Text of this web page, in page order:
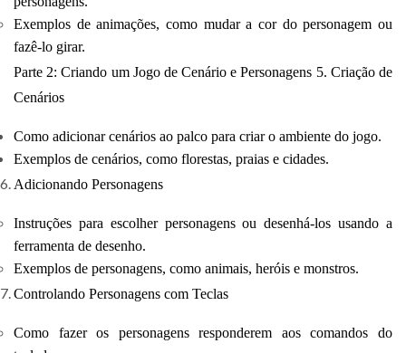
Exemplos de animações, como mudar a cor do personagem ou
fazê-lo girar.
Parte 2: Criando um Jogo de Cenário e Personagens 5. Criação de
Cenários
Como adicionar cenários ao palco para criar o ambiente do jogo.
Exemplos de cenários, como florestas, praias e cidades.
Adicionando Personagens
Instruções para escolher personagens ou desenhá-los usando a
ferramenta de desenho.
Exemplos de personagens, como animais, heróis e monstros.
Controlando Personagens com Teclas
Como fazer os personagens responderem aos comandos do